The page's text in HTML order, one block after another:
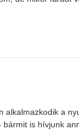
a
is hívjunk